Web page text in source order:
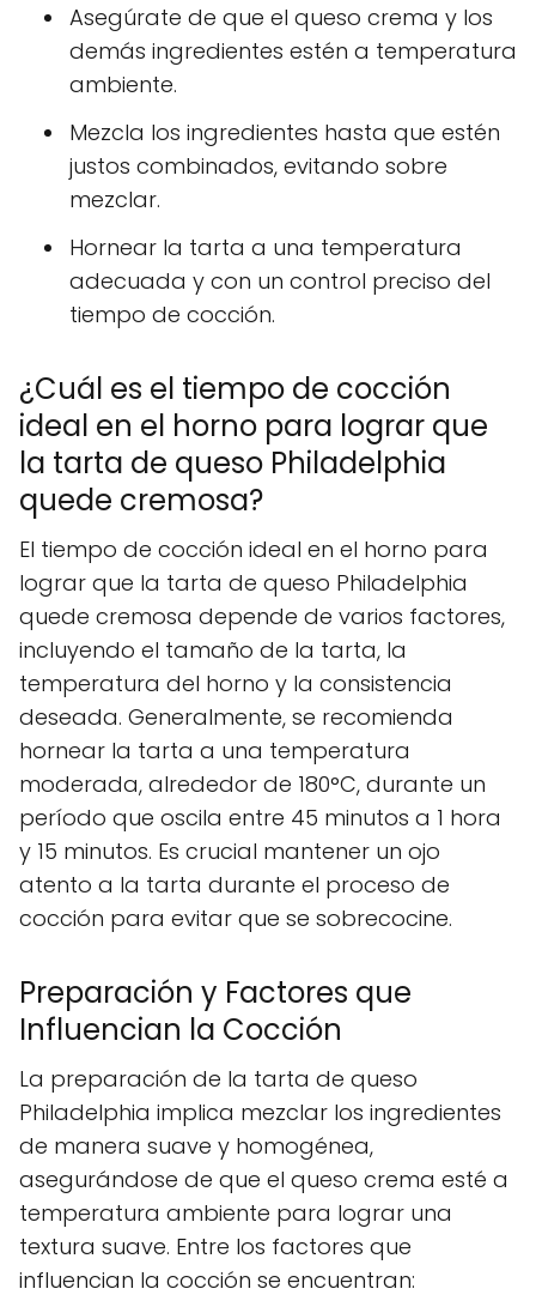
Asegúrate de que el queso crema y los
demás ingredientes estén a temperatura
ambiente.
Mezcla los ingredientes hasta que estén
justos combinados, evitando sobre
mezclar.
Hornear la tarta a una temperatura
adecuada y con un control preciso del
tiempo de cocción.
¿Cuál es el tiempo de cocción
ideal en el horno para lograr que
la tarta de queso Philadelphia
quede cremosa?
El tiempo de cocción ideal en el horno para
lograr que la tarta de queso Philadelphia
quede cremosa depende de varios factores,
incluyendo el tamaño de la tarta, la
temperatura del horno y la consistencia
deseada. Generalmente, se recomienda
hornear la tarta a una temperatura
moderada, alrededor de 180°C, durante un
período que oscila entre 45 minutos a 1 hora
y 15 minutos. Es crucial mantener un ojo
atento a la tarta durante el proceso de
cocción para evitar que se sobrecocine.
Preparación y Factores que
Influencian la Cocción
La preparación de la tarta de queso
Philadelphia implica mezclar los ingredientes
de manera suave y homogénea,
asegurándose de que el queso crema esté a
temperatura ambiente para lograr una
textura suave. Entre los factores que
influencian la cocción se encuentran: